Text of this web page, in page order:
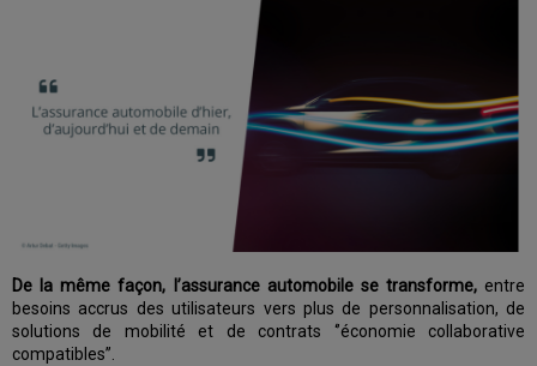
De la même façon, l’assurance automobile se transforme, entre
besoins accrus des utilisateurs vers plus de personnalisation, de
solutions de mobilité et de contrats ‘’économie collaborative
compatibles’’.